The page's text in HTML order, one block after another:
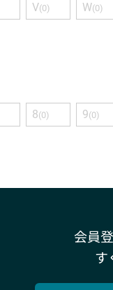
V(0) W(0)
8(0) 9(0)
会員
す